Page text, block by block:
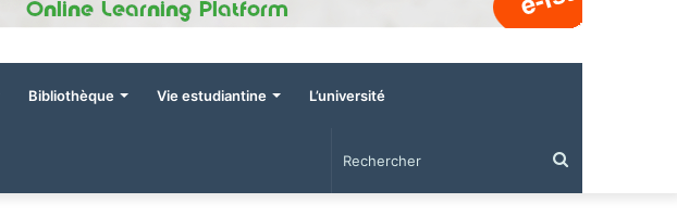
Bibliothèque Vie estudiantine L’université